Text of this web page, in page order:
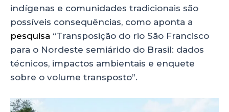
indígenas e comunidades tradicionais são
possíveis consequências, como aponta a
pesquisa “Transposição do rio São Francisco
para o Nordeste semiárido do Brasil: dados
técnicos, impactos ambientais e enquete
sobre o volume transposto”.